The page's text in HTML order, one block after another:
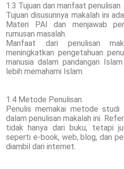
1.3 Tujuan dan manfaat penulisan
Tujuan disusunnya makalah ini
Materi PAI dan menjawab
rumusan masalah.
Manfaat dari penulisan
meningkatkan pengetahuan
manusia dalam pandangan
lebih memahami Islam.
1.4 Metode Penulisan
Penulis memakai metode studi
dalam penulisan makalah ini.
tidak hanya dari buku, tetapi
seperti e-book, web, blog, dan
diambil dari internet.